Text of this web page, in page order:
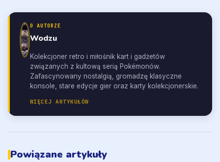
O AUTORZE
Wodzu
Kolekcjoner retro i miłośnik kart i gadżetów
związanych z kultową serią Pokémonów.
Zafascynowany nostalgią, gromadzę klasyczne
konsole, stare edycje gier oraz karty kolekcjonerskie.
WIĘCEJ ARTYKUŁÓW
Powiązane artykuły